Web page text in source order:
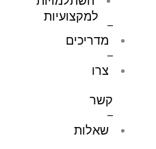
למקצועיות
מדריכים
צרו
קשר
שאלות